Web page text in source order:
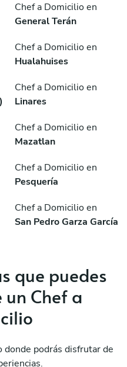
Chef a Domicilio en
General Terán
Chef a Domicilio en
Hualahuises
Chef a Domicilio en
Linares
Chef a Domicilio en
Mazatlan
Chef a Domicilio en
Pesquería
Chef a Domicilio en
San Pedro Garza García
que puedes
Chef a
donde podrás disfrutar de